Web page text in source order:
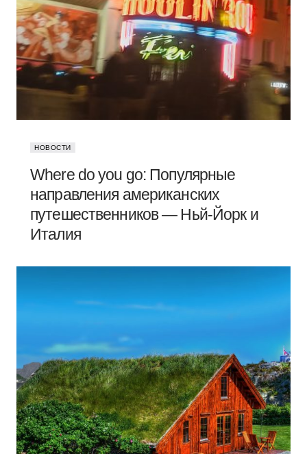
НОВОСТИ
Where do you go: Популярные
направления американских
путешественников — Ньй-Йорк и
Италия